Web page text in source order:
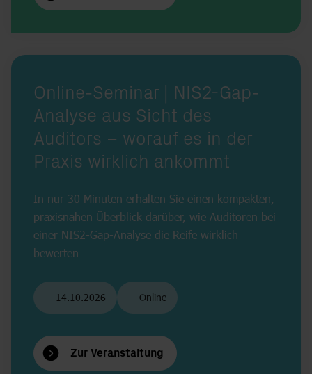
Online-Seminar | NIS2-Gap-
Analyse aus Sicht des
Auditors – worauf es in der
Praxis wirklich ankommt
In nur 30 Minuten erhalten Sie einen kompakten,
praxisnahen Überblick darüber, wie Auditoren bei
einer NIS2-Gap-Analyse die Reife wirklich
bewerten
14.10.2026 Online
Zur Veranstaltung